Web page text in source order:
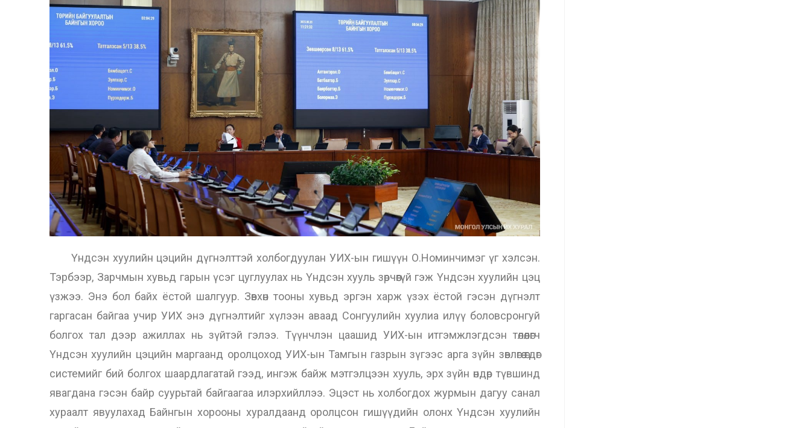
Үндсэн хуулийн цэцийн дүгнэлттэй холбогдуулан УИХ-ын гишүүн О.Номинчимэг үг хэлсэн.
Тэрбээр, Зарчмын хувьд гарын үсэг цуглуулах нь Үндсэн хууль зөрчөөгүй гэж Үндсэн хуулийн цэц
үзжээ. Энэ бол байх ёстой шалгуур. Зөвхөн тооны хувьд эргэн харж үзэх ёстой гэсэн дүгнэлт
гаргасан байгаа учир УИХ энэ дүгнэлтийг хүлээн аваад Сонгуулийн хуулиа илүү боловсронгуй
болгох тал дээр ажиллах нь зүйтэй гэлээ. Түүнчлэн цаашид УИХ-ын итгэмжлэгдсэн төлөөлөгч
Үндсэн хуулийн цэцийн маргаанд оролцоход УИХ-ын Тамгын газрын зүгээс арга зүйн зөвлөгөө өгдөг
системийг бий болгох шаардлагатай гээд, ингэж байж мэтгэлцээн хууль, эрх зүйн өндөр түвшинд
явагдана гэсэн байр суурьтай байгаагаа илэрхийллээ. Эцэст нь холбогдох журмын дагуу санал
хураалт явуулахад Байнгын хорооны хуралдаанд оролцсон гишүүдийн олонх Үндсэн хуулийн